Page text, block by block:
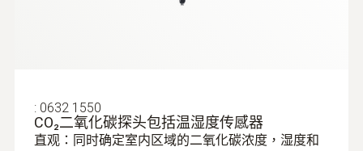
: 0632 1550
CO₂二氧化碳探头包括温湿度传感器
直观：同时确定室内区域的二氧化碳浓度，湿度和